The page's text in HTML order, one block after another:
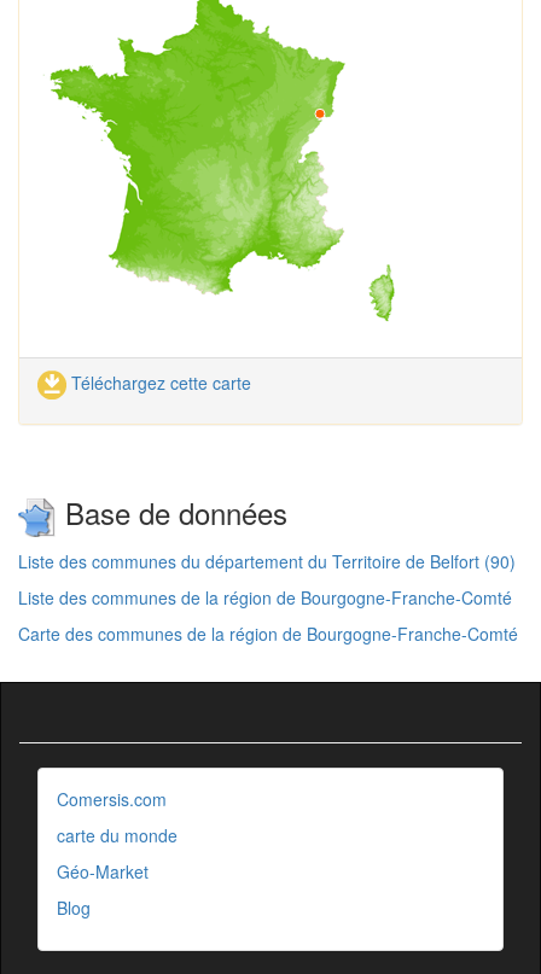
Téléchargez cette carte
Base de données
Liste des communes du département du Territoire de Belfort (90)
Liste des communes de la région de Bourgogne-Franche-Comté
Carte des communes de la région de Bourgogne-Franche-Comté
Comersis.com
carte du monde
Géo-Market
Blog